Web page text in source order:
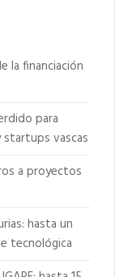
la financiación
para
startups vascas
a proyectos
hasta un
tecnológica